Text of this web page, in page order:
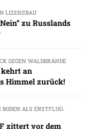
LIZENZBAU
zu Russlands
GEGEN WALDBRÄNDE
an
Himmel zurück!
ALS ERSTFLUG-
zittert vor dem